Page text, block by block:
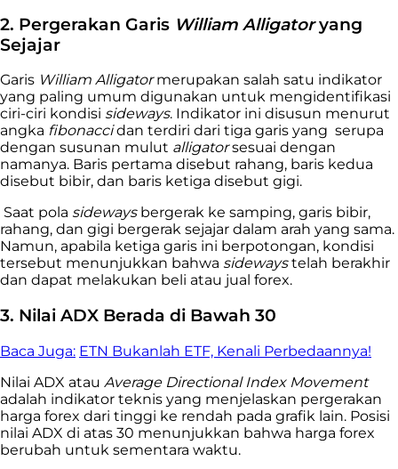
2. Pergerakan Garis William Alligatoryang
Sejajar
Garis William Alligatormerupakan salah satu indikator
yang paling umum digunakan untuk mengidentifikasi
ciri-ciri kondisi sideways. Indikator ini disusun menurut
angka fibonaccidan terdiri dari tiga garis yang serupa
dengan susunan mulut alligatorsesuai dengan
namanya. Baris pertama disebut rahang, baris kedua
disebut bibir, dan baris ketiga disebut gigi.
Saat pola sidewaysbergerak ke samping, garis bibir,
rahang, dan gigi bergerak sejajar dalam arah yang sama.
Namun, apabila ketiga garis ini berpotongan, kondisi
tersebut menunjukkan bahwa sidewaystelah berakhir
dan dapat melakukan beli atau jual forex.
3. Nilai ADX Berada di Bawah 30
Baca Juga: ETN Bukanlah ETF, Kenali Perbedaannya!
Nilai ADX atau Average Directional Index Movement
adalah indikator teknis yang menjelaskan pergerakan
harga forex dari tinggi ke rendah pada grafik lain. Posisi
nilai ADX di atas 30 menunjukkan bahwa harga forex
berubah untuk sementara waktu.